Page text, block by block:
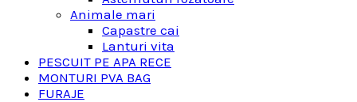
Animale mari
Capastre cai
Lanturi vita
PESCUIT PE APA RECE
MONTURI PVA BAG
FURAJE